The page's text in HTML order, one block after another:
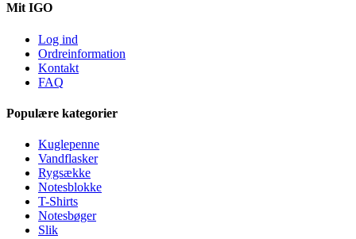
Mit IGO
Log ind
Ordreinformation
Kontakt
FAQ
Populære kategorier
Kuglepenne
Vandflasker
Rygsække
Notesblokke
T-Shirts
Notesbøger
Slik